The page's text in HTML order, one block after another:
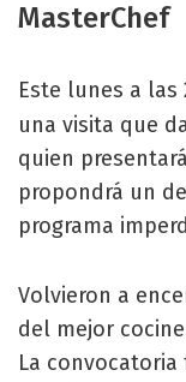
MasterChef
Este lunes a las
una visita que
quien
propondrá un
programa
Volvieron a
del mejor
La